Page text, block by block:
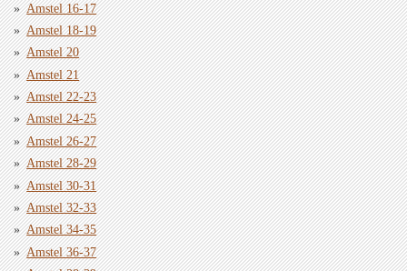
Amstel 16-17
Amstel 18-19
Amstel 20
Amstel 21
Amstel 22-23
Amstel 24-25
Amstel 26-27
Amstel 28-29
Amstel 30-31
Amstel 32-33
Amstel 34-35
Amstel 36-37